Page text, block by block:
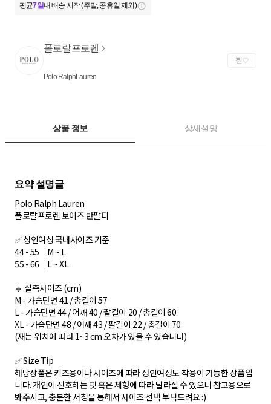
평균7일내 배송 시작 (주말, 공휴일 제외)
폴로랄프로렌
Polo RalphLauren
찜
상품 정보 상세설명
요약 설명글
Polo Ralph Lauren
폴로랄프로렌 보이즈 반팔티
✅ 성인여성 국내사이즈 기준
44 - 55｜M ~ L
55 - 66｜L ~ XL
🔸 실측사이즈 (cm)
M - 가슴단면 41 / 총길이 57
L - 가슴단면 44 / 어깨 40 / 팔길이 20 / 총길이 60
XL - 가슴단면 48 / 어깨 43 / 팔길이 22 / 총길이 70
(재는 위치에 따라 1~3 cm 오차가 있을 수 있습니다)
✅ Size Tip
해당상품은 키즈용이나 사이즈에 따라 성인여성도 착용이 가능한 상품입
니다. 개인이 선호하는 핏 혹은 체형에 따라 달라질 수 있으니 참고용으로
봐주시고, 충분한 서칭을 통해서 사이즈 선택 부탁드려요 :)